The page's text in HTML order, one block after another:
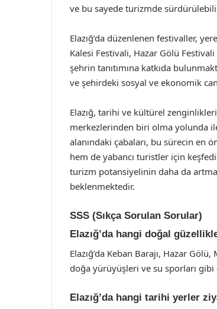
ve bu sayede turizmde
Elazığ’da düzenlenen festivaller,
Kalesi Festivali, Hazar Gölü
şehrin tanıtımına katkıda
ve şehirdeki sosyal ve ekonomik
Elazığ, tarihi ve kültürel
merkezlerinden biri olma yolunda
alanındaki çabaları, bu sürecin en
hem de yabancı turistler için
turizm potansiyelinin daha da
beklenmektedir.
SSS (Sıkça Sorulan Sorular)
Elazığ’da hangi doğal
Elazığ’da Keban Barajı, Hazar
doğa yürüyüşleri ve su sporları
Elazığ’da hangi tarihi yerler